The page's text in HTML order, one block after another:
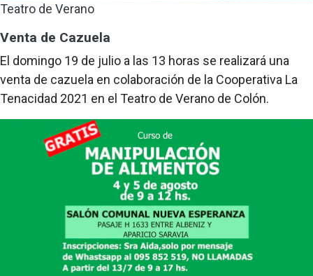
Teatro de Verano
Venta de Cazuela
El domingo 19 de julio a las 13 horas se realizará una
venta de cazuela en colaboración de la Cooperativa La
Tenacidad 2021 en el Teatro de Verano de Colón.